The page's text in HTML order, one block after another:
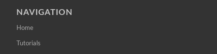
NAVIGATION
Home
Tutorials